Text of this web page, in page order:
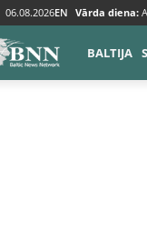
06.08.2026EN Vārda diena:
BALTIJA
Tribunāls